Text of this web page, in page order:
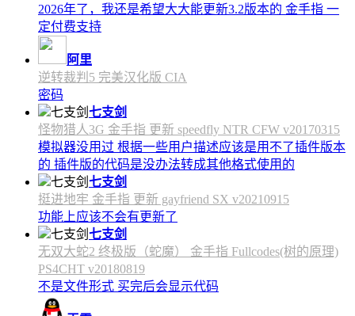
2026年了，我还是希望大大能更新3.2版本的 金手指 一
定付费支持
阿里
逆转裁判5 完美汉化版 CIA
密码
七支剑
怪物猎人3G 金手指 更新 speedfly NTR CFW v20170315
模拟器没用过 根据一些用户描述应该是用不了插件版本
的 插件版的代码是没办法转成其他格式使用的
七支剑
挺进地牢 金手指 更新 gayfriend SX v20210915
功能上应该不会有更新了
七支剑
无双大蛇2 终极版（蛇魔） 金手指 Fullcodes(树的原理)
PS4CHT v20180819
不是文件形式 买完后会显示代码